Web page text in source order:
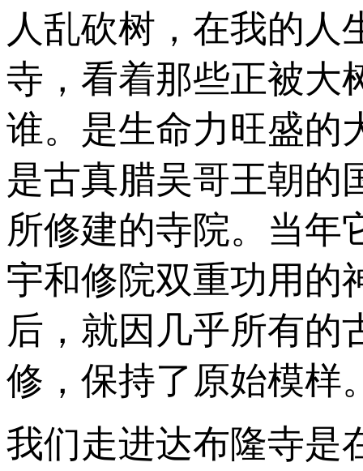
人乱砍树，在我的人
寺，看着那些正被大
谁。是生命力旺盛的
是古真腊吴哥王朝的
所修建的寺院。当年
宇和修院双重功用的
后，就因几乎所有的
修，保持了原始模样
我们走进达布隆寺是